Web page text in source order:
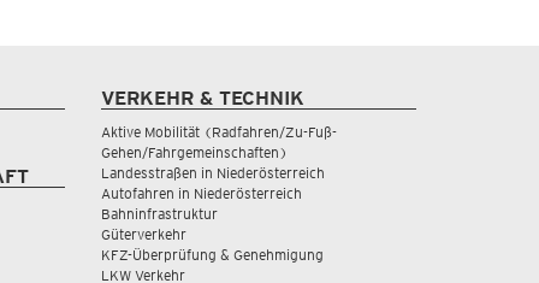
VERKEHR & TECHNIK
Aktive Mobilität (Radfahren/Zu-Fuß-
Gehen/Fahrgemeinschaften)
Landesstraßen in Niederösterreich
Autofahren in Niederösterreich
Bahninfrastruktur
Güterverkehr
KFZ-Überprüfung & Genehmigung
LKW Verkehr